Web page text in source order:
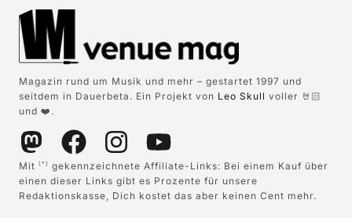
Magazin rund um Musik und mehr – gestartet 1997 und
seitdem in Dauerbeta. Ein Projekt von Leo Skull voller 🤘🏻
und ❤️.
Mit (*)
gekennzeichnete Affiliate-Links: Bei einem Kauf über
einen dieser Links gibt es Prozente für unsere
Redaktionskasse, Dich kostet das aber keinen Cent mehr.